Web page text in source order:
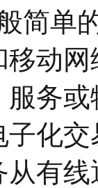
简单
动
服务
化
有